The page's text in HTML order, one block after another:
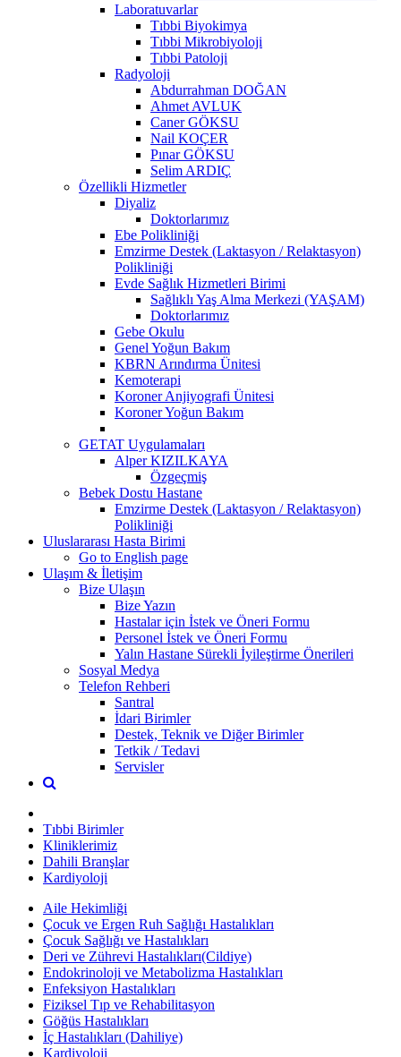
Laboratuvarlar
Tıbbi Biyokimya
Tıbbi Mikrobiyoloji
Tıbbi Patoloji
Radyoloji
Abdurrahman DOĞAN
Ahmet AVLUK
Caner GÖKSU
Nail KOÇER
Pınar GÖKSU
Selim ARDIÇ
Özellikli Hizmetler
Diyaliz
Doktorlarımız
Ebe Polikliniği
Emzirme Destek (Laktasyon / Relaktasyon)
Polikliniği
Evde Sağlık Hizmetleri Birimi
Sağlıklı Yaş Alma Merkezi (YAŞAM)
Doktorlarımız
Gebe Okulu
Genel Yoğun Bakım
KBRN Arındırma Ünitesi
Kemoterapi
Koroner Anjiyografi Ünitesi
Koroner Yoğun Bakım
GETAT Uygulamaları
Alper KIZILKAYA
Özgeçmiş
Bebek Dostu Hastane
Emzirme Destek (Laktasyon / Relaktasyon)
Polikliniği
Uluslararası Hasta Birimi
Go to English page
Ulaşım & İletişim
Bize Ulaşın
Bize Yazın
Hastalar için İstek ve Öneri Formu
Personel İstek ve Öneri Formu
Yalın Hastane Sürekli İyileştirme Önerileri
Sosyal Medya
Telefon Rehberi
Santral
İdari Birimler
Destek, Teknik ve Diğer Birimler
Tetkik / Tedavi
Servisler
Tıbbi Birimler
Kliniklerimiz
Dahili Branşlar
Kardiyoloji
Aile Hekimliği
Çocuk ve Ergen Ruh Sağlığı Hastalıkları
Çocuk Sağlığı ve Hastalıkları
Deri ve Zührevi Hastalıkları(Cildiye)
Endokrinoloji ve Metabolizma Hastalıkları
Enfeksiyon Hastalıkları
Fiziksel Tıp ve Rehabilitasyon
Göğüs Hastalıkları
İç Hastalıkları (Dahiliye)
Kardiyoloji